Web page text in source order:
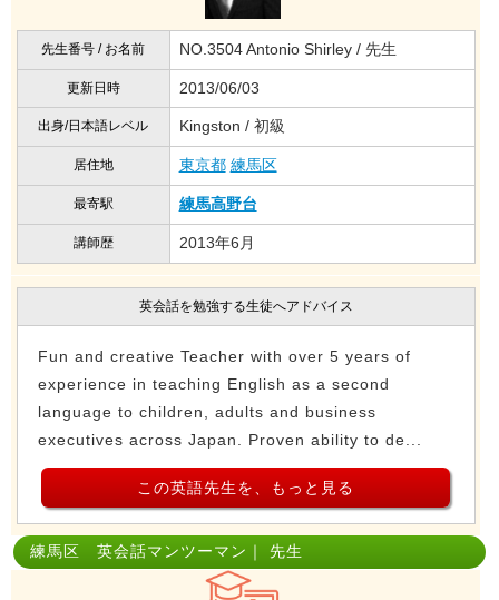
先生番号 / お名前 NO.3504 Antonio Shirley / 先生
更新日時 2013/06/03
出身/日本語レベル Kingston / 初級
居住地 東京都 練馬区
最寄駅 練馬高野台
講師歴 2013年6月
英会話を勉強する生徒へアドバイス
Fun and creative Teacher with over 5 years of
experience in teaching English as a second
language to children, adults and business
executives across Japan. Proven ability to de...
この英語先生を、もっと見る
練馬区 英会話マンツーマン｜ 先生